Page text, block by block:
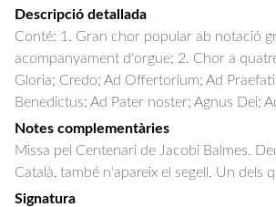
Descripció detallada
Conté: 1. Gran chor popular ab notació
acompanyament d'orgue; 2. Chor a
Gloria; Credo; Ad Offertorium; Ad
Benedictus; Ad Pater noster; Agnus Dei;
Notes complementàries
Missa pel Centenari de Jacobi Balmes.
Català, també n'apareix el segell. Un dels
Signatura